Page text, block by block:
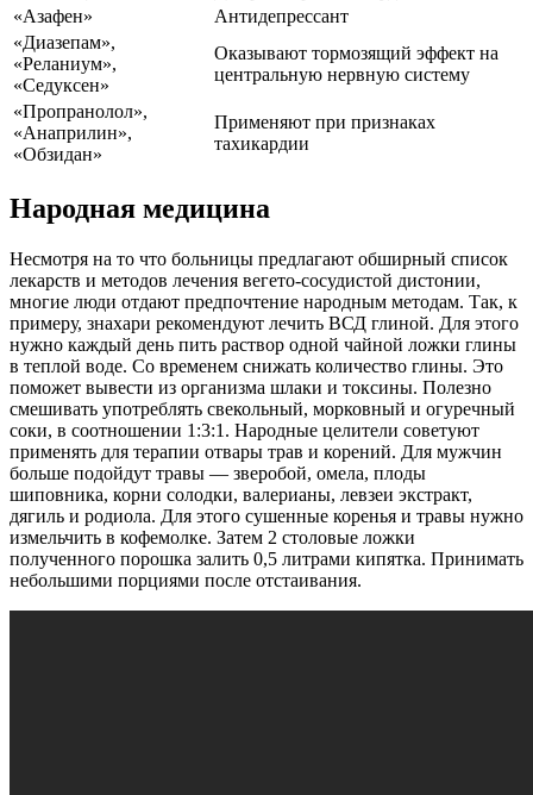
«Азафен»
Антидепрессант
«Диазепам»,
«Реланиум»,
«Седуксен»
Оказывают тормозящий эффект на
центральную нервную систему
«Пропранолол»,
«Анаприлин»,
«Обзидан»
Применяют при признаках
тахикардии
Народная медицина
Несмотря на то что больницы предлагают обширный список
лекарств и методов лечения вегето-сосудистой дистонии,
многие люди отдают предпочтение народным методам. Так, к
примеру, знахари рекомендуют лечить ВСД глиной. Для этого
нужно каждый день пить раствор одной чайной ложки глины
в теплой воде. Со временем снижать количество глины. Это
поможет вывести из организма шлаки и токсины. Полезно
смешивать употреблять свекольный, морковный и огуречный
соки, в соотношении 1:3:1. Народные целители советуют
применять для терапии отвары трав и корений. Для мужчин
больше подойдут травы — зверобой, омела, плоды
шиповника, корни солодки, валерианы, левзеи экстракт,
дягиль и родиола. Для этого сушенные коренья и травы нужно
измельчить в кофемолке. Затем 2 столовые ложки
полученного порошка залить 0,5 литрами кипятка. Принимать
небольшими порциями после отстаивания.